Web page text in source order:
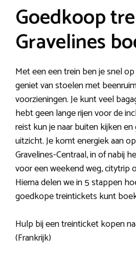
Goedkoop
Gravelines
Met een een trein ben je snel
geniet van stoelen met
voorzieningen. Je kunt veel
hebt geen lange rijen voor de
reist kun je naar buiten kijken
uitzicht. Je komt energiek aan
Gravelines-Centraal, in of nabij
voor een weekend weg, citytrip
Hierna delen we in 5 stappen
goedkope treintickets kunt
Hulp bij een treinticket kopen
(Frankrijk)